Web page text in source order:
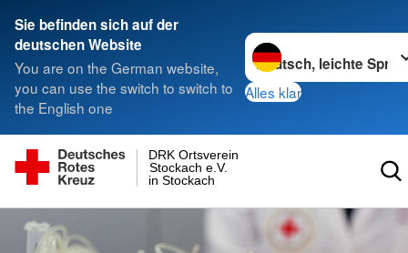
Sie befinden sich auf der
deutschen Website
You are on the German website,
you can use the switch to switch to
the English one
Sprache wechseln zu
Alles klar
in Stockach
Stockach e.V.
DRK Ortsverein